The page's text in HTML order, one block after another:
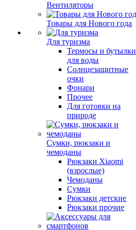
Вентиляторы
Товары для Нового года
Для туризма
Термосы и бутылки
для воды
Солнцезащитные
очки
Фонари
Прочее
Для готовки на
природе
Сумки, рюкзаки и
чемоданы
Рюкзаки Xiaomi
(взрослые)
Чемоданы
Сумки
Рюкзаки детские
Рюкзаки прочие